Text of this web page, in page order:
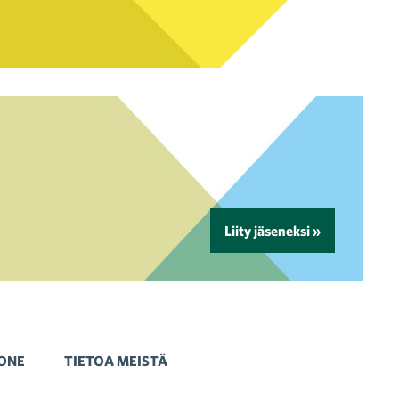
Liity jäseneksi »
TIETOA MEISTÄ